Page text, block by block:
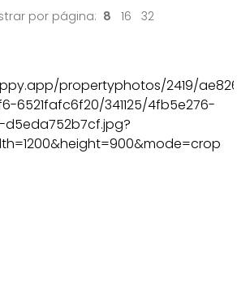
por página: 8 16 32